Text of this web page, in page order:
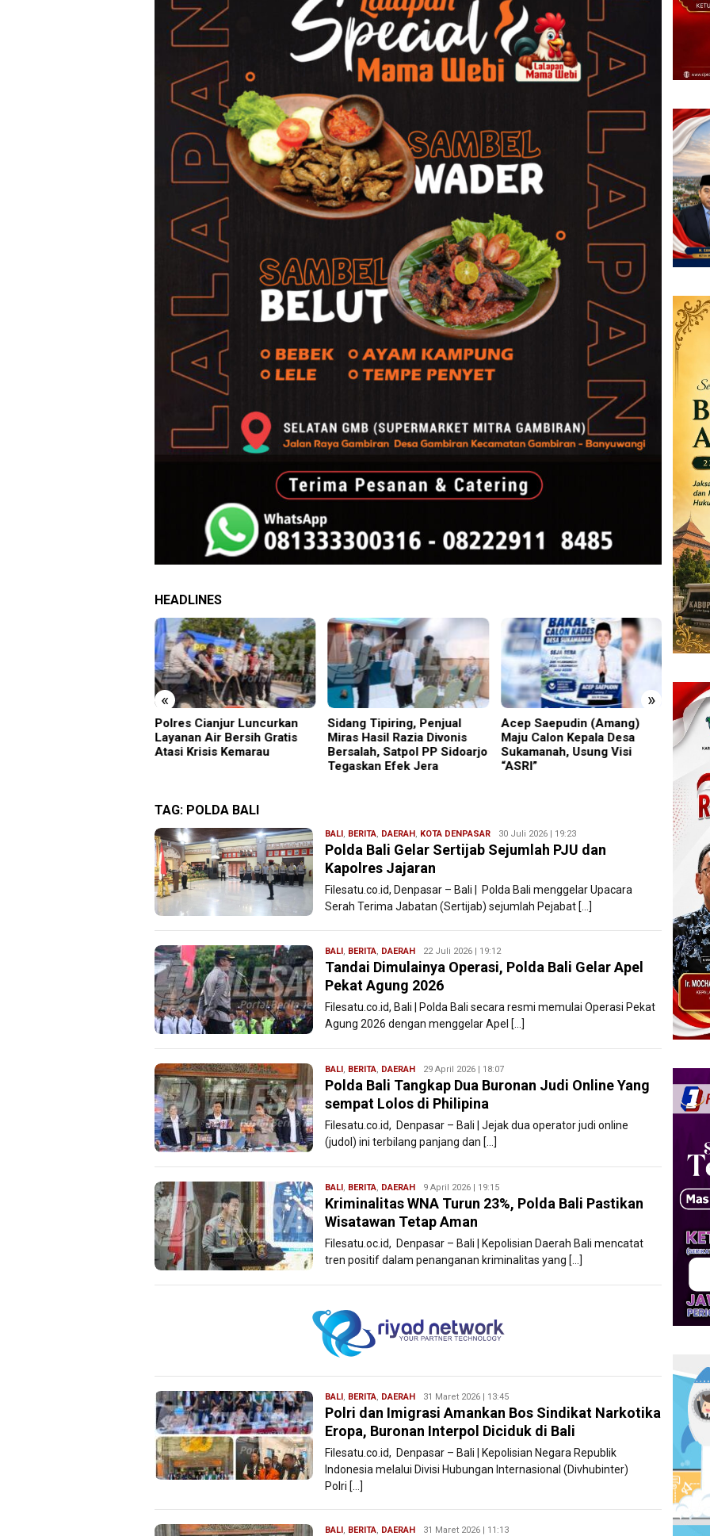
HEADLINES
« »
Sidang Tipiring, Penjual
Miras Hasil Razia Divonis
Bersalah, Satpol PP Sidoarjo
Acep Saepudin (Amang)
Maju Calon Kepala Desa
Sukamanah, Usung Visi
“ASRI”
Bocorkan Isi Mediasi
Perkara Togar Situmorang,
Ini Sanksi Tegas Yang
Menjerat Advokat
Kejari
TAG: POLDA BALI
BALI BERITA DAERAH KOTA DENPASAR Redaksi
Filesatu
30 Juli 2026 | 19:23
Polda Bali Gelar Sertijab Sejumlah PJU dan
Kapolres Jajaran
Filesatu.co.id, Denpasar – Bali | Polda Bali menggelar Upacara
Serah Terima Jabatan (Sertijab) sejumlah Pejabat […]
BALI , BERITA, DAERAH
Redaksi
Filesatu
22 Juli 2026 | 19:12
Tandai Dimulainya Operasi, Polda Bali Gelar Apel
Pekat Agung 2026
Filesatu.co.id, Bali | Polda Bali secara resmi memulai Operasi Pekat
Agung 2026 dengan menggelar Apel […]
BALI , BERITA, DAERAH
Bentar
Bali
29 April 2026 | 18:07
Polda Bali Tangkap Dua Buronan Judi Online Yang
sempat Lolos di Philipina
Filesatu.co.id, Denpasar – Bali | Jejak dua operator judi online
(judol) ini terbilang panjang dan […]
BALI , BERITA, DAERAH
Bentar
Bali
9 April 2026 | 19:15
Kriminalitas WNA Turun 23%, Polda Bali Pastikan
Wisatawan Tetap Aman
Filesatu.oc.id, Denpasar – Bali | Kepolisian Daerah Bali mencatat
tren positif dalam penanganan kriminalitas yang […]
BALI , BERITA, DAERAH
Bentar
Bali
31 Maret 2026 | 13:45
Polri dan Imigrasi Amankan Bos Sindikat Narkotika
Eropa, Buronan Interpol Diciduk di Bali
Filesatu.co.id, Denpasar – Bali | Kepolisian Negara Republik
Indonesia melalui Divisi Hubungan Internasional (Divhubinter)
Polri […]
BALI , BERITA, DAERAH Bentar
31 Maret 2026 | 11:13